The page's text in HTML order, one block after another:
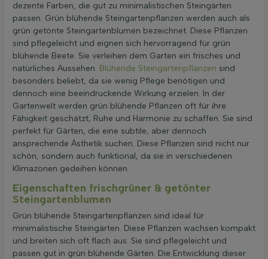
dezente Farben, die gut zu minimalistischen Steingärten
passen. Grün blühende Steingartenpflanzen werden auch als
grün getönte Steingartenblumen bezeichnet. Diese Pflanzen
sind pflegeleicht und eignen sich hervorragend für grün
blühende Beete. Sie verleihen dem Garten ein frisches und
natürliches Aussehen. Blühende Steingartenpflanzen sind
besonders beliebt, da sie wenig Pflege benötigen und
dennoch eine beeindruckende Wirkung erzielen. In der
Gartenwelt werden grün blühende Pflanzen oft für ihre
Fähigkeit geschätzt, Ruhe und Harmonie zu schaffen. Sie sind
perfekt für Gärten, die eine subtile, aber dennoch
ansprechende Ästhetik suchen. Diese Pflanzen sind nicht nur
schön, sondern auch funktional, da sie in verschiedenen
Klimazonen gedeihen können.
Eigenschaften frischgrüner & getönter
Steingartenblumen
Grün blühende Steingartenpflanzen sind ideal für
minimalistische Steingärten. Diese Pflanzen wachsen kompakt
und breiten sich oft flach aus. Sie sind pflegeleicht und
passen gut in grün blühende Gärten. Die Entwicklung dieser